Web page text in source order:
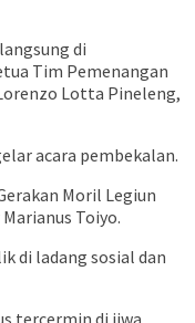
di
Tim Pemenangan
Lotta Pineleng,
acara pembekalan.
Moril Legiun
Toiyo.
di ladang sosial dan